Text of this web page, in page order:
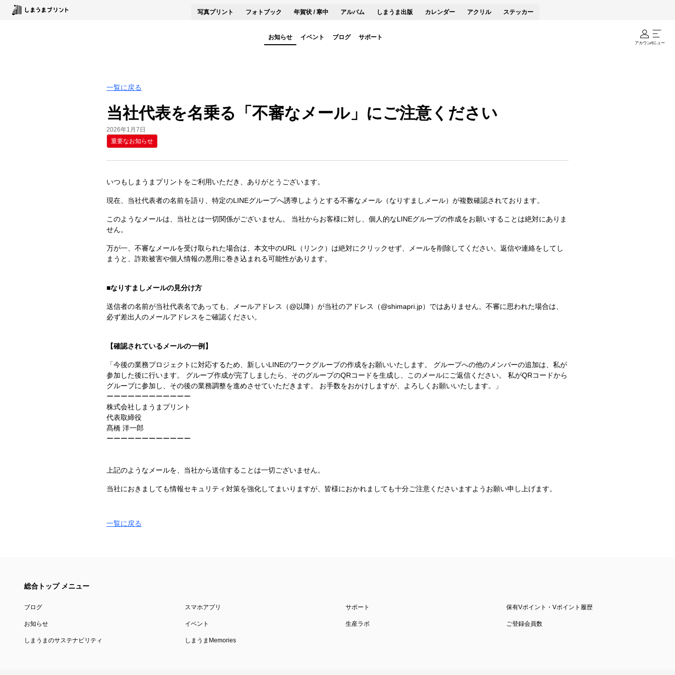
写真プリント フォトブック 年賀状 / 寒中 アルバム しまうま出版 カレンダー アクリル ステッカー
お知らせ イベント ブログ サポート
アカウントメニュー
一覧に戻る
当社代表を名乗る「不審なメール」にご注意ください
2026年1月7日
重要なお知らせ
いつもしまうまプリントをご利用いただき、ありがとうございます。
現在、当社代表者の名前を語り、特定のLINEグループへ誘導しようとする不審なメール（なりすましメール）が複数確認されております。
このようなメールは、当社とは一切関係がございません。 当社からお客様に対し、個人的なLINEグループの作成をお願いすることは絶対にありま
せん。
万が一、不審なメールを受け取られた場合は、本文中のURL（リンク）は絶対にクリックせず、メールを削除してください。返信や連絡をしてし
まうと、詐欺被害や個人情報の悪用に巻き込まれる可能性があります。
■なりすましメールの見分け方
送信者の名前が当社代表名であっても、メールアドレス（@以降）が当社のアドレス（@shimapri.jp）ではありません。不審に思われた場合は、
必ず差出人のメールアドレスをご確認ください。
【確認されているメールの一例】
「今後の業務プロジェクトに対応するため、新しいLINEのワークグループの作成をお願いいたします。 グループへの他のメンバーの追加は、私が
参加した後に行います。 グループ作成が完了しましたら、そのグループのQRコードを生成し、このメールにご返信ください。 私がQRコードから
グループに参加し、その後の業務調整を進めさせていただきます。 お手数をおかけしますが、よろしくお願いいたします。」
ーーーーーーーーーーーー
株式会社しまうまプリント
代表取締役
髙橋 洋一郎
ーーーーーーーーーーーー
上記のようなメールを、当社から送信することは一切ございません。
当社におきましても情報セキュリティ対策を強化してまいりますが、皆様におかれましても十分ご注意くださいますようお願い申し上げます。
一覧に戻る
総合トップ メニュー
ブログ スマホアプリ サポート 保有Vポイント・Vポイント履歴
お知らせ イベント 生産ラボ ご登録会員数
しまうまのサステナビリティ しまうまMemories